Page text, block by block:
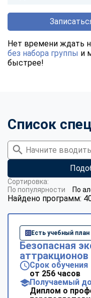
Нет времени ждать
без набора группы и
быстрее!
Список
Найдено программ:
Сортировка:
По популярности
По
Есть учебный план
Безопасная
аттракционов
Срок обучения
от 256 часов
Получаемый
Диплом о